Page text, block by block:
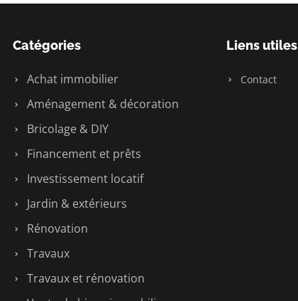
Catégories
Achat immobilier
Aménagement & décoration
Bricolage & DIY
Financement et prêts
Investissement locatif
Jardin & extérieurs
Rénovation
Travaux
Travaux et rénovation
Liens utiles
Contact